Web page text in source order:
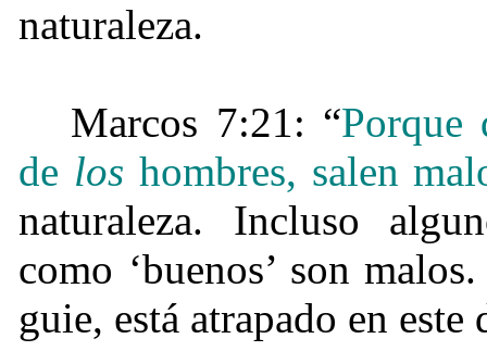
naturaleza.
Marcos 7:21: “Porque
de los hombres, salen
naturaleza. Incluso
como ‘buenos’ son
guie, está atrapado en este